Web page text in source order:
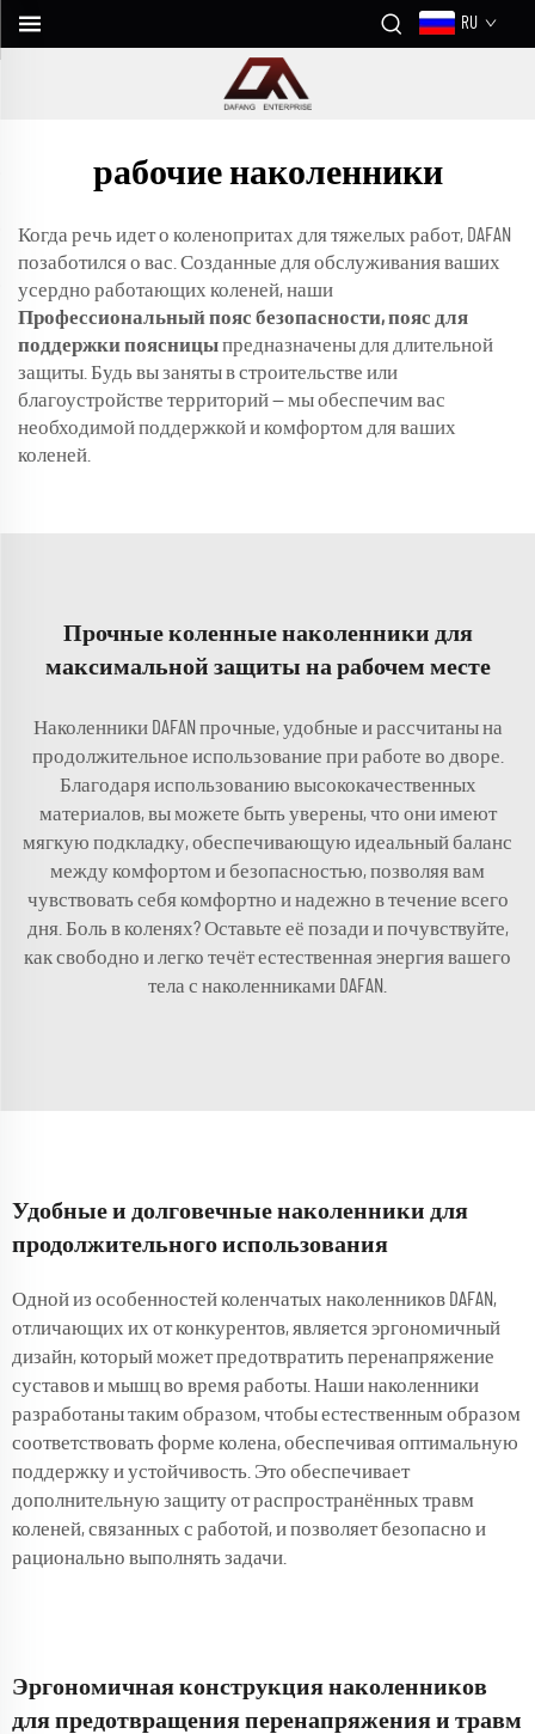
RU
рабочие наколенники
Когда речь идет о коленопритах для тяжелых работ, DAFAN
позаботился о вас. Созданные для обслуживания ваших
усердно работающих коленей, наши
Профессиональный пояс безопасности, пояс для
поддержки поясницыпредназначены для длительной
защиты. Будь вы заняты в строительстве или
благоустройстве территорий — мы обеспечим вас
необходимой поддержкой и комфортом для ваших
коленей.
Прочные коленные наколенники для
максимальной защиты на рабочем месте
Наколенники DAFAN прочные, удобные и рассчитаны на
продолжительное использование при работе во дворе.
Благодаря использованию высококачественных
материалов, вы можете быть уверены, что они имеют
мягкую подкладку, обеспечивающую идеальный баланс
между комфортом и безопасностью, позволяя вам
чувствовать себя комфортно и надежно в течение всего
дня. Боль в коленях? Оставьте её позади и почувствуйте,
как свободно и легко течёт естественная энергия вашего
тела с наколенниками DAFAN.
Удобные и долговечные наколенники для
продолжительного использования
Одной из особенностей коленчатых наколенников DAFAN,
отличающих их от конкурентов, является эргономичный
дизайн, который может предотвратить перенапряжение
суставов и мышц во время работы. Наши наколенники
разработаны таким образом, чтобы естественным образом
соответствовать форме колена, обеспечивая оптимальную
поддержку и устойчивость. Это обеспечивает
дополнительную защиту от распространённых травм
коленей, связанных с работой, и позволяет безопасно и
рационально выполнять задачи.
Эргономичная конструкция наколенников
для предотвращения перенапряжения и травм